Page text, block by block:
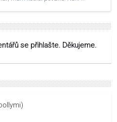
se přihlašte. Děkujeme.